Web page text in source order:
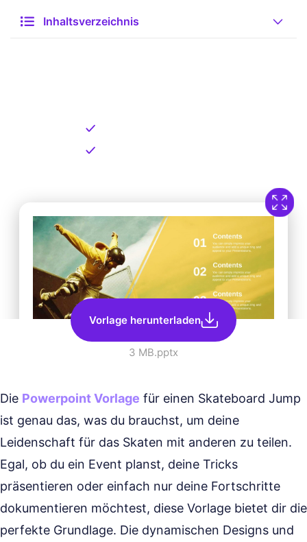
Inhaltsverzeichnis
Vorlage herunterladen
3 MB.pptx
Die Powerpoint Vorlage für einen Skateboard Jump
ist genau das, was du brauchst, um deine
Leidenschaft für das Skaten mit anderen zu teilen.
Egal, ob du ein Event planst, deine Tricks
präsentieren oder einfach nur deine Fortschritte
dokumentieren möchtest, diese Vorlage bietet dir die
perfekte Grundlage. Die dynamischen Designs und